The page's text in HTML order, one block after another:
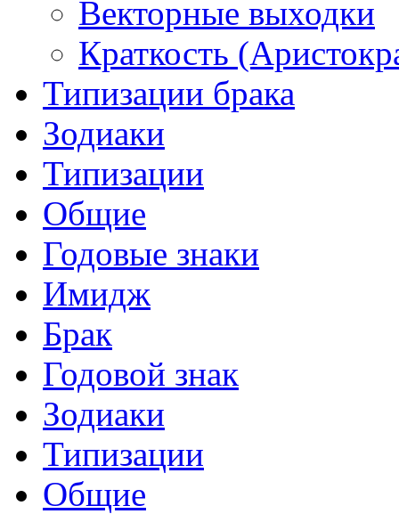
Векторные выходки
Краткость
Типизации брака
Зодиаки
Типизации
Общие
Годовые знаки
Имидж
Брак
Годовой знак
Зодиаки
Типизации
Общие